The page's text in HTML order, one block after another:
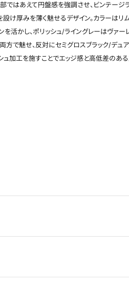
セミグロス
ではあえて円盤感を強調させ、ビンテージ
け厚みを薄く魅せるデザイン。カラーはリ
活かし、ポリッシュ/ライングレーはヴァー
方で魅せ、反対にセミグロスブラック/デュ
ュ加工を施すことでエッジ感と高低差のあ